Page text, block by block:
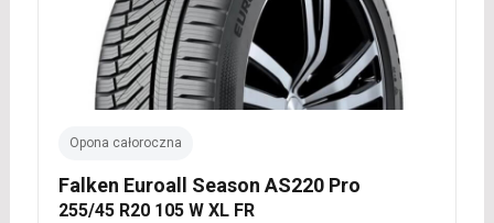
Opona całoroczna
Falken Euroall Season AS220 Pro
255/45 R20 105 W XL FR